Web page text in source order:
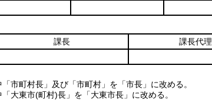
課長 課長代理
市町村長」及び「市町村」を「市長」に改める。
「大東市(町村)長」を「大東市長」に改める。